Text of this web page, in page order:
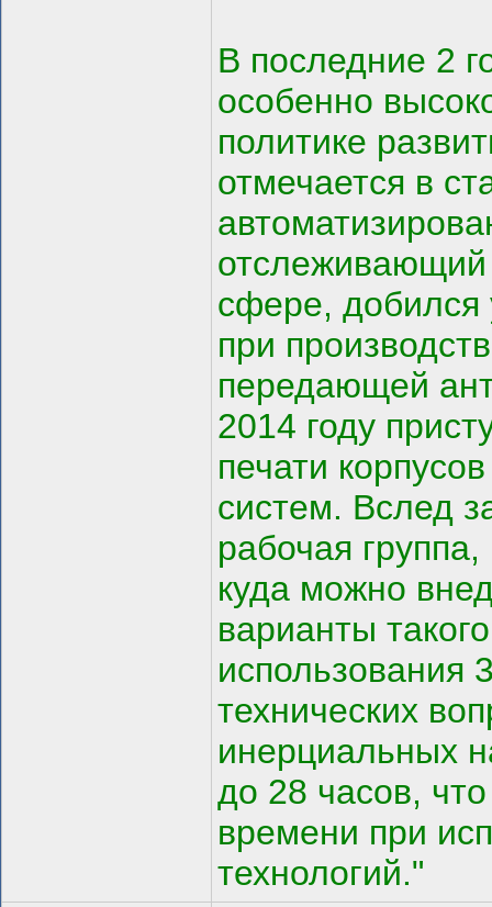
В последние 2
особенно
политике
отмечается в
сфере, добился
при
передающей
2014 году
печати
систем. Вслед
рабочая
куда можно
варианты
использования
технических
инерциальных
до 28 часов,
времени при
технологий."